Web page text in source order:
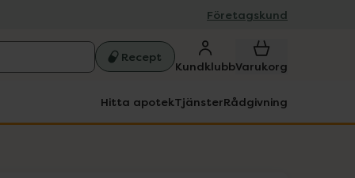
Företagskund
Recept
KundklubbVarukorg
Hitta apotekTjänsterRådgivning